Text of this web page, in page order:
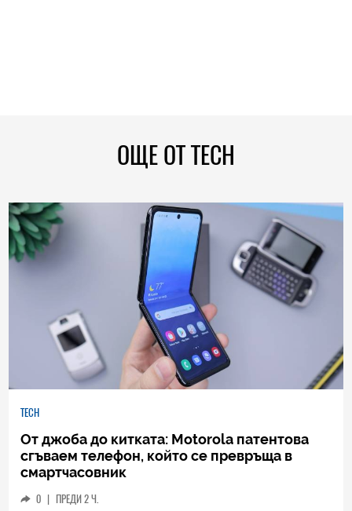
ОЩЕ ОТ TECH
TECH
От джоба до китката: Motorola патентова
сгъваем телефон, който се превръща в
смартчасовник
0 | ПРЕДИ 2 Ч.